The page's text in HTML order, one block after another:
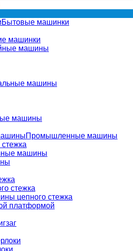
Бытовые машинки
машинки
машины
машины
машины
Промышленные машины
машины
стежка
цепного стежка
платформой